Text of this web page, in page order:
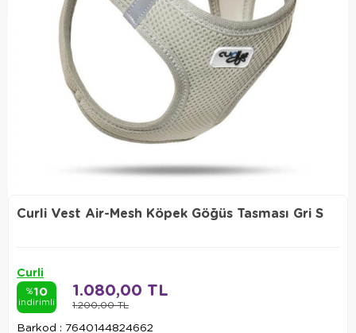
Curli Vest Air-Mesh Köpek Göğüs Tasması Gri S
Curli
%10
indirimli 1.200,00 TL
1.080,00 TL
Barkod : 7640144824662